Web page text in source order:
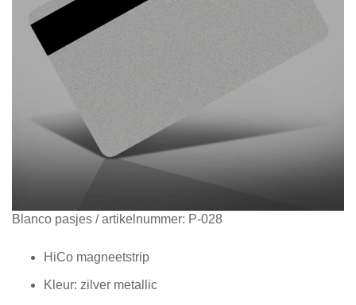
Diensten
Contact
Blanco pasjes / artikelnummer: P-028
HiCo magneetstrip
Kleur: zilver metallic
Ga
van